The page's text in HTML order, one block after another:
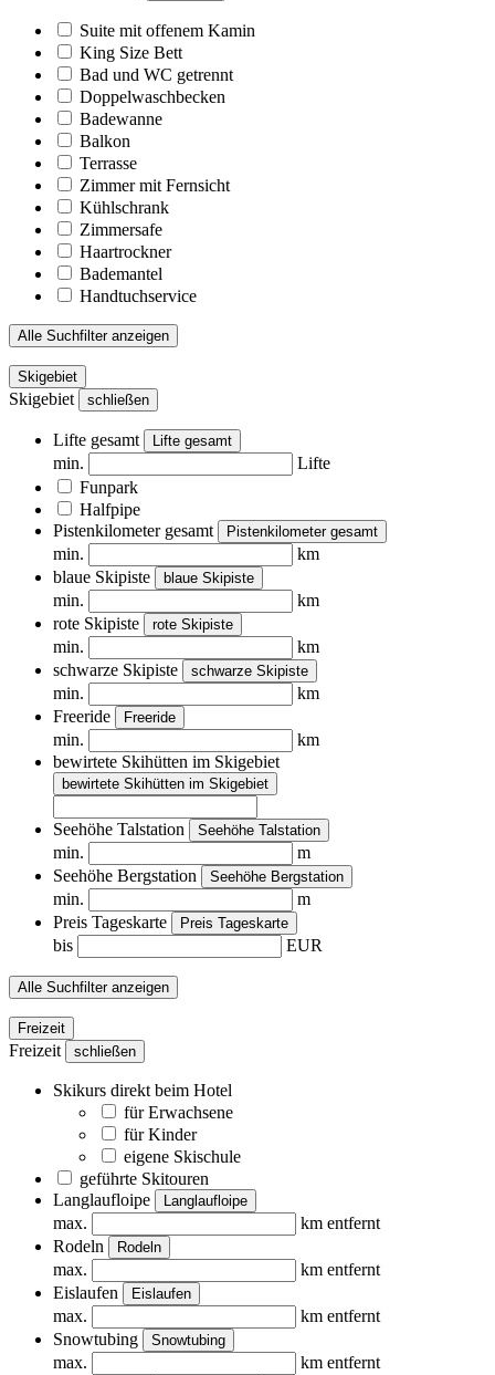
Suite mit offenem Kamin
King Size Bett
Bad und WC getrennt
Doppelwaschbecken
Badewanne
Balkon
Terrasse
Zimmer mit Fernsicht
Kühlschrank
Zimmersafe
Haartrockner
Bademantel
Handtuchservice
Alle Suchfilter anzeigen
Skigebiet
Skigebiet schließen
Lifte gesamt Lifte gesamt
min.
Lifte
Funpark
Halfpipe
Pistenkilometer gesamt
Pistenkilometer gesamt
min.
km
blaue Skipiste
blaue Skipiste
min.
km
rote Skipiste
rote Skipiste
min.
km
schwarze Skipiste
schwarze Skipiste
min.
km
Freeride
Freeride
min.
km
bewirtete Skihütten im Skigebiet
bewirtete Skihütten im Skigebiet
Seehöhe Talstation Seehöhe Talstation
min.
m
Seehöhe Bergstation
Seehöhe Bergstation
min.
m
Preis Tageskarte
Preis Tageskarte
bis EUR
Alle Suchfilter anzeigen
Freizeit
Freizeit schließen
Skikurs direkt beim Hotel
für Erwachsene
für Kinder
eigene Skischule
geführte Skitouren
Langlaufloipe
Langlaufloipe
max.
km entfernt
Rodeln
Rodeln
max.
km entfernt
Eislaufen
Eislaufen
max.
km entfernt
Snowtubing
Snowtubing
max.
km entfernt